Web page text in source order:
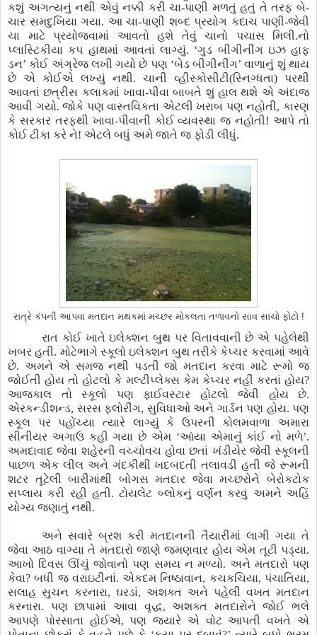
કશું અગત્યનું નથી એવું નક્કી કરી ચા-પાણી મળતું હતું તે તરફ બે-
ચાર સમદુખિયા ગયા. આ ચા-પાણી શબ્દ પ્રયોગ કદાચ પાણી-જેવી
ચા માટે પ્રયોજવામાં આવતો હશે તેવું ચાનો પચાસ મિલી.નો
પ્લાસ્ટિકીયા કપ હાથમાં આવતાં લાગ્યું. ‘ગુડ બીગીનીંગ ઇઝ હાફ
ડન’ કોઈ અંગ્રેજ લખી ગયો છે પણ ‘બેડ બીગીનીંગ’ વાળાનું શું થાય
છે એ કોઈએ લખ્યું નથી. ચાની વ્હીસ્કોસીટી(સ્નિગ્ધતા) પરથી
આવતાં છત્રીસ કલાકમાં ખાવા-પીવા બાબતે શું હાલ થશે એ અંદાજ
આવી ગયો. જોકે પણ વાસ્તવિકતા એટલી ખરાબ પણ નહોતી, કારણ
કે સરકાર તરફથી ખાવા-પીવાની કોઈ વ્યવસ્થા જ નહોતી! આપે તો
કોઈ ટીકા કરે ને! એટલે બધું અમે જાતે જ ફોડી લીધું.
રાત્રે કંપની આપવા મતદાન મથકમાં મચ્છર મોકલતા તળાવનો સાવ સાચો ફોટો !
રાત કોઈ ખાતે ઇલેક્શન બુથ પર વિતાવવાની છે એ પહેલેથી
ખબર હતી. મોટેભાગે સ્કૂલો ઇલેક્શન બુથ તરીકે કેપ્ચર કરવામાં આવે
છે. અમને એ સમજ નથી પડતી જો મતદાન કરવા માટે રૂમો જ
જોઈતી હોય તો હોટલો કે મલ્ટીપ્લેક્સ કેમ કેપ્ચર નહીં કરતાં હોય?
આજકાલ તો સ્કૂલો પણ ફાઈવસ્ટાર હોટલો જેવી હોય છે.
એરકન્ડીશન્ડ, સરસ ફલોરીંગ, સુવિધાઓ અને ગાર્ડન પણ હોય. પણ
સ્કૂલ પર પહોંચ્યા ત્યારે લાગ્યું કે ઉપરની કોલમવાળા અમારા
સીનીયર અગાઉ કહી ગયા છે એમ ‘આંયા એમાનું કાંઈ નો મળે’.
અમદાવાદ જેવા શહેરની વચ્ચોવચ હોવા છતાં ખંડીયેર જેવી સ્કૂલની
પાછળ એક લીલ અને ગંદકીથી ખદબદતી તલાવડી હતી જે રૂમની
શટર તૂટેલી બારીમાંથી બોગસ મતદાર જેવા મચ્છરોને બેરોકટોક
સપ્લાય કરી રહી હતી. ટોયલેટ બ્લોકનું વર્ણન કરવું અમને અહિં
યોગ્ય જણાતું નથી.
અને સવારે બ્રશ કરી મતદાનની તૈયારીમાં લાગી ગયા તે
જેવા આઠ વાગ્યા તે મતદારો જાણે જમણવાર હોય એમ તૂટી પડ્યા.
આખો દિવસ ઊંચું જોવાનો પણ સમય ન મળ્યો. અને મતદારો પણ
કેવા? બધી જ વરાઇટીનાં. એકદમ નિષ્ઠાવાન, કચકચિયા, પંચાતિયા,
સલાહ સુચન કરનારા, ઘરડાં, અશક્ત અને પહેલી વખત મતદાન
કરનારા. પણ છાપામાં આવા વૃદ્ધ, અશક્ત મતદારોને જોઈ ભલે
આપણે પોરસાતા હોઈએ, પણ જયારે એ વોટ આપતી વખતે એ